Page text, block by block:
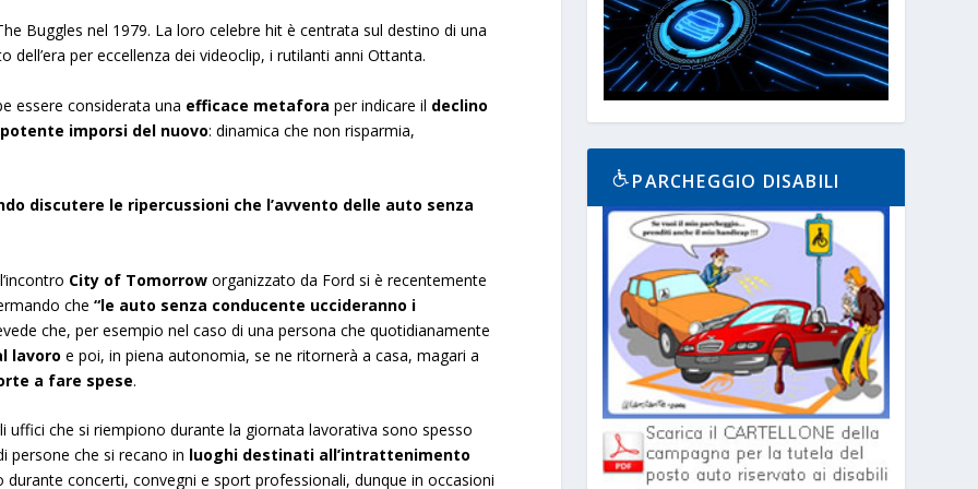
Buggles nel 1979. La loro celebre hit è centrata sul destino di una
dell’era per eccellenza dei videoclip, i rutilanti anni Ottanta.
essere considerata una efficace metaforaper indicare il declino
imporsi del nuovo: dinamica che non risparmia,
discutere le ripercussioni che l’avvento delle auto senza
City of Tomorrow organizzato da Ford si è recentemente
che“le auto senza conducente uccideranno i
che, per esempio nel caso di una persona che quotidianamente
lavoro e poi, in piena autonomia, se ne ritornerà a casa, magari a
a fare spese.
uffici che si riempiono durante la giornata lavorativa sono spesso
persone che si recano in luoghi destinati all’intrattenimento
concerti, convegni e sport professionali, dunque in occasioni
PARCHEGGIO DISABILI